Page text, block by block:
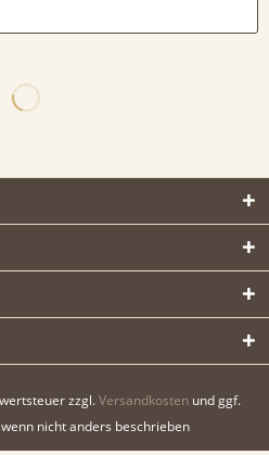
zzgl.Versandkosten und ggf.
nicht anders beschrieben